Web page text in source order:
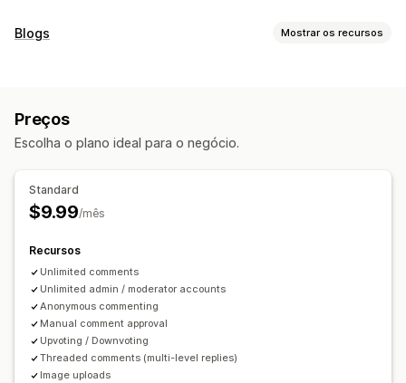
Blogs Mostrar os recursos
Preços
Escolha o plano ideal para o negócio.
Standard
$9.99/mês
Recursos
Unlimited comments
Unlimited admin / moderator accounts
Anonymous commenting
Manual comment approval
Upvoting / Downvoting
Threaded comments (multi-level replies)
Image uploads